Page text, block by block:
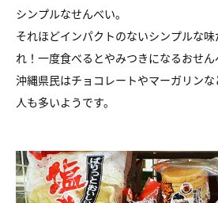
シンプルなせんべい。
それほどインパクトのないシンプルな
れ！一度食べるとやみつきになるおせん
沖縄県民はチョコレートやマーガリン
人も多いようです。